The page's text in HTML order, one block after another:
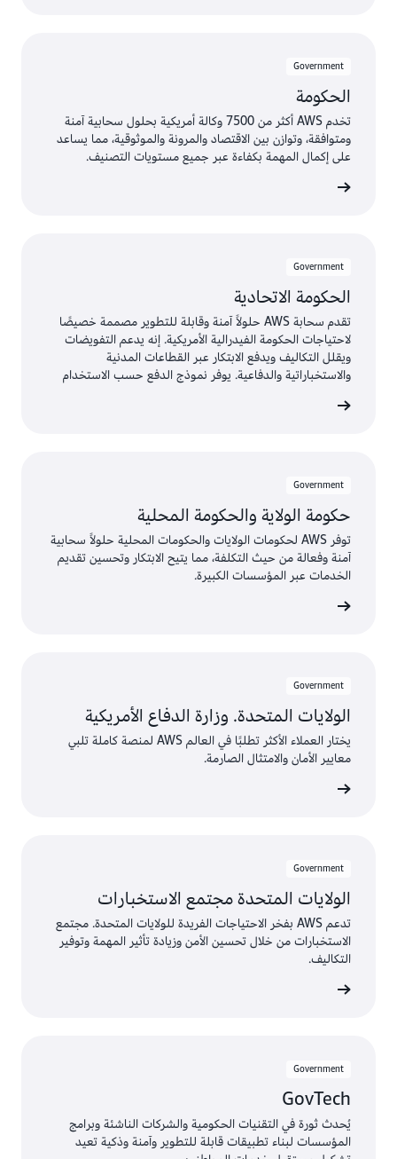
Government
الحكومة
تخدم AWS أكثر من 7500 وكالة أمريكية بحلول سحابية آمنة
ومتوافقة، وتوازن بين الاقتصاد والمرونة والموثوقية، مما يساعد
على إكمال المهمة بكفاءة عبر جميع مستويات التصنيف.
Government
الحكومة الاتحادية
تقدم سحابة AWS حلولاً آمنة وقابلة للتطوير مصممة خصيصًا
لاحتياجات الحكومة الفيدرالية الأمريكية. إنه يدعم التفويضات
ويقلل التكاليف ويدفع الابتكار عبر القطاعات المدنية
والاستخباراتية والدفاعية. يوفر نموذج الدفع حسب الاستخدام
Government
حكومة الولاية والحكومة المحلية
توفر AWS لحكومات الولايات والحكومات المحلية حلولاً سحابية
آمنة وفعالة من حيث التكلفة، مما يتيح الابتكار وتحسين تقديم
الخدمات عبر المؤسسات الكبيرة.
Government
الولايات المتحدة. وزارة الدفاع الأمريكية
يختار العملاء الأكثر تطلبًا في العالم AWS لمنصة كاملة تلبي
معايير الأمان والامتثال الصارمة.
Government
الولايات المتحدة مجتمع الاستخبارات
تدعم AWS بفخر الاحتياجات الفريدة للولايات المتحدة. مجتمع
الاستخبارات من خلال تحسين الأمن وزيادة تأثير المهمة وتوفير
التكاليف.
Government
GovTech
يُحدث ثورة في التقنيات الحكومية والشركات الناشئة وبرامج
المؤسسات لبناء تطبيقات قابلة للتطوير وآمنة وذكية تعيد